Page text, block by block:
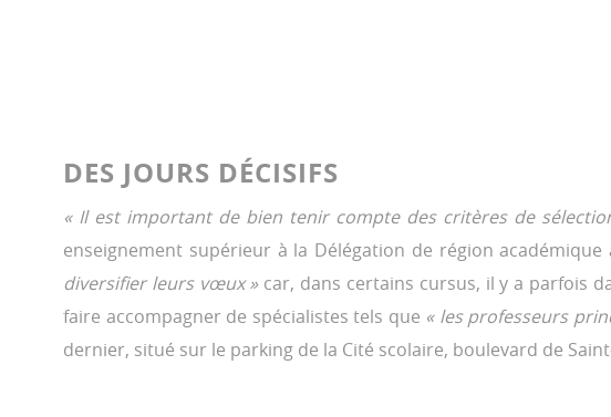
DES JOURS DÉCISIFS
« Il est important de bien tenir compte des critères de
enseignement supérieur à la Délégation de région
diversifier leurs vœux » car, dans certains cursus, il y a parfois
faire accompagner de spécialistes tels que « les professeurs
dernier, situé sur le parking de la Cité scolaire, boulevard de